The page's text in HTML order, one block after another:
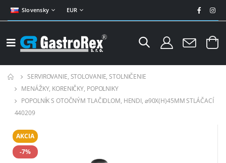
Slovensky EUR
SERVIROVANIE, STOLOVANIE, STOLNIČENIE
MENÁŽKY, KORENIČKY, POPOLNIKY
POPOLNÍK S OTOČNÝM TLAČIDLOM, HENDI, ⌀90X(H)45MM STLÁČACÍ
440209
AKCIA
-7%